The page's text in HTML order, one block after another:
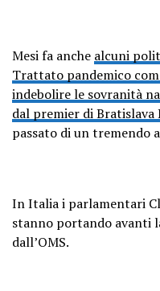
Mesi fa anche alcuni
Trattato pandemico
indebolire le sovranità
dal premier di Bratislava
passato di un tremendo
In Italia i parlamentari
stanno portando avanti
dall’OMS.